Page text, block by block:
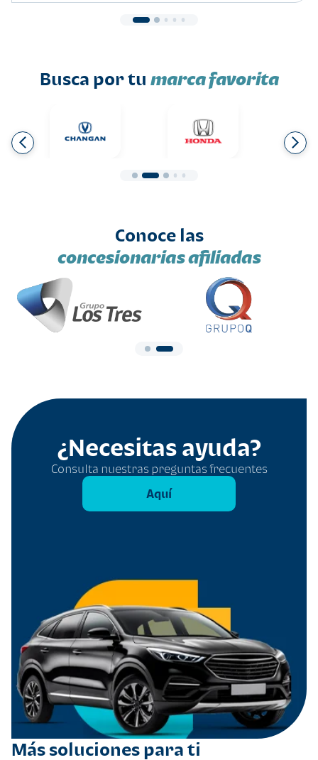
Busca por tu marca favorita
Conoce las
concesionarias afiliadas
¿Necesitas ayuda?
Consulta nuestras preguntas frecuentes
Aquí
Más soluciones para ti